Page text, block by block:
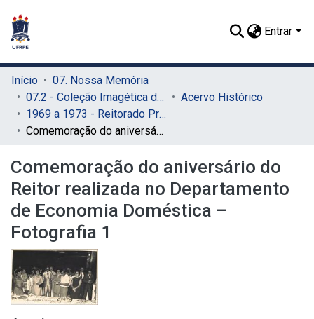
Entrar
Início
07. Nossa Memória
07.2 - Coleção Imagética do SIB
Acervo Histórico
1969 a 1973 - Reitorado Prof. Adierson Erasmo de Azevedo
Comemoração do aniversário do Reitor realizada no Departamento de Economia Doméstica – Fotografia 1
Comemoração do aniversário do
Reitor realizada no Departamento
de Economia Doméstica –
Fotografia 1